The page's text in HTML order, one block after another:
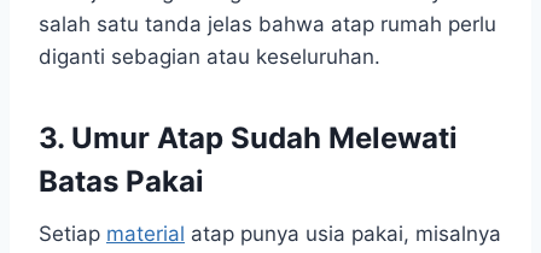
salah satu tanda jelas bahwa atap rumah perlu
diganti sebagian atau keseluruhan.
3. Umur Atap Sudah Melewati
Batas Pakai
Setiap material atap punya usia pakai, misalnya